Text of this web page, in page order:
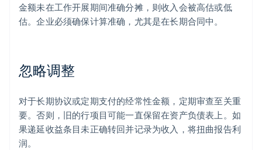
金额未在工作开展期间准确分摊，则收入会被高估或低
估。企业必须确保计算准确，尤其是在长期合同中。
忽略调整
对于长期协议或定期支付的经常性金额，定期审查至关重
要。否则，旧的行项目可能一直保留在资产负债表上。如
果递延收益条目未正确转回并记录为收入，将扭曲报告利
润。